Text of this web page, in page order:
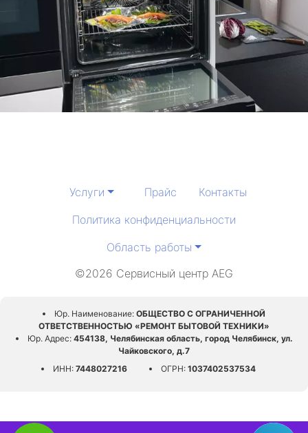
Услуги Прайс
Контакты
Политика конфиденциальности
Область работы
©2026 Сервисный центр AEG
Юр. Наименование: ОБЩЕСТВО С ОГРАНИЧЕННОЙ
ОТВЕТСТВЕННОСТЬЮ «РЕМОНТ БЫТОВОЙ ТЕХНИКИ»
Юр. Адрес:454138, Челябинская область, город Челябинск, ул.
Чайковского, д.7
ИНН: 7448027216 ОГРН: 1037402537534